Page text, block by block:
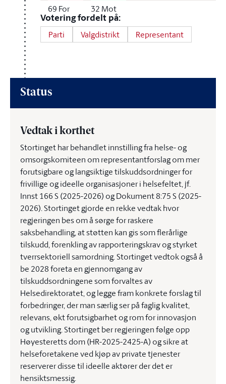
69 For 32 Mot
Votering fordelt på:
Parti Valgdistrikt Representant
Status
Vedtak i korthet
Stortinget har behandlet innstilling fra helse- og
omsorgskomiteen om representantforslag om mer
forutsigbare og langsiktige tilskuddsordninger for
frivillige og ideelle organisasjoner i helsefeltet, jf.
Innst 166 S (2025-2026) og Dokument 8:75 S (2025-
2026). Stortinget gjorde en rekke vedtak hvor
regjeringen bes om å sørge for raskere
saksbehandling, at støtten kan gis som flerårlige
tilskudd, forenkling av rapporteringskrav og styrket
tverrsektoriell samordning. Stortinget vedtok også å
be 2028 foreta en gjennomgang av
tilskuddsordningene som forvaltes av
Helsedirektoratet, og legge fram konkrete forslag til
forbedringer, der man særlig ser på faglig kvalitet,
relevans, økt forutsigbarhet og rom for innovasjon
og utvikling. Stortinget ber regjeringen følge opp
Høyesteretts dom (HR-2025-2425-A) og sikre at
helseforetakene ved kjøp av private tjenester
reserverer disse til ideelle aktører der det er
hensiktsmessig.